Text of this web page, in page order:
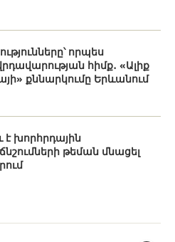
որպես
հիմք․ «Ալիք
քննարկումը Երևանում
է խորհրդային
թեման մնացել